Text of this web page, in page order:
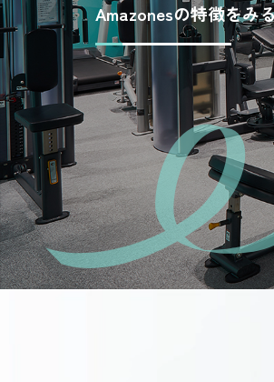
Amazonesの特徴をみ